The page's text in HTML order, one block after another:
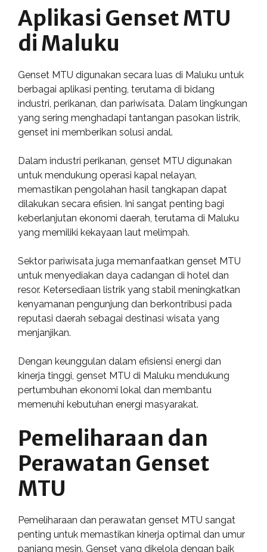
Aplikasi Genset MTU
di Maluku
Genset MTU digunakan secara luas di Maluku untuk
berbagai aplikasi penting, terutama di bidang
industri, perikanan, dan pariwisata. Dalam lingkungan
yang sering menghadapi tantangan pasokan listrik,
genset ini memberikan solusi andal.
Dalam industri perikanan, genset MTU digunakan
untuk mendukung operasi kapal nelayan,
memastikan pengolahan hasil tangkapan dapat
dilakukan secara efisien. Ini sangat penting bagi
keberlanjutan ekonomi daerah, terutama di Maluku
yang memiliki kekayaan laut melimpah.
Sektor pariwisata juga memanfaatkan genset MTU
untuk menyediakan daya cadangan di hotel dan
resor. Ketersediaan listrik yang stabil meningkatkan
kenyamanan pengunjung dan berkontribusi pada
reputasi daerah sebagai destinasi wisata yang
menjanjikan.
Dengan keunggulan dalam efisiensi energi dan
kinerja tinggi, genset MTU di Maluku mendukung
pertumbuhan ekonomi lokal dan membantu
memenuhi kebutuhan energi masyarakat.
Pemeliharaan dan
Perawatan Genset
MTU
Pemeliharaan dan perawatan genset MTU sangat
penting untuk memastikan kinerja optimal dan umur
panjang mesin. Genset yang dikelola dengan baik